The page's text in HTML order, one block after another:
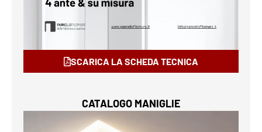
SCARICA LA SCHEDA TECNICA
CATALOGO MANIGLIE